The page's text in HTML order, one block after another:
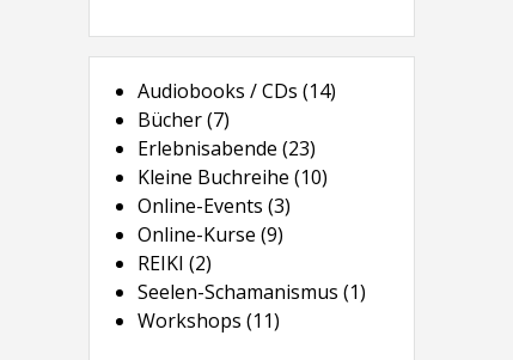
Audiobooks / CDs 1414
Bücher 77
Produkte
Erlebnisabende 2323
Produkte
Kleine Buchreihe 1010
Online-Events 33
Online-Kurse 99
REIKI 22
Produkte
Seelen-Schamanismus 11
Workshops 1111